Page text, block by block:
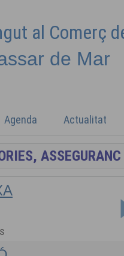
al Comerç
de Mar
Agenda Actualitat